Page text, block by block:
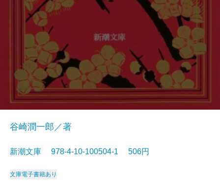
谷崎潤一郎／著
新潮文庫 978-4-10-100504-1 506円
文庫電子書籍あり